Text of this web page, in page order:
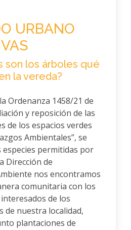
URBANO
son los árboles qué
la vereda?
Ordenanza 1458/21 de
y reposición de las
de los espacios verdes
Ambientales”, se
permitidas por
Dirección de
nos encontramos
comunitaria con los
de los
de nuestra localidad,
plantaciones de